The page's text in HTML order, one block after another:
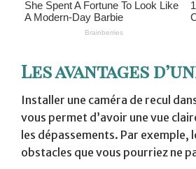
Les avantages
Installer une caméra de recul
vous permet d’avoir une vue
les dépassements. Par
obstacles que vous pourriez ne